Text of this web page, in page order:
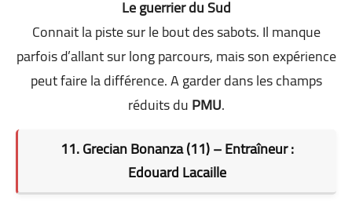
Le guerrier du Sud
Connait la piste sur le bout des sabots. Il manque
parfois d’allant sur long parcours, mais son expérience
peut faire la différence. A garder dans les champs
réduits duPMU.
11. Grecian Bonanza (11) – Entraîneur :
Edouard Lacaille